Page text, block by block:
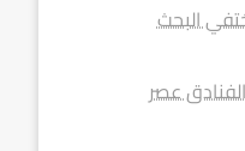
البحث
عصر